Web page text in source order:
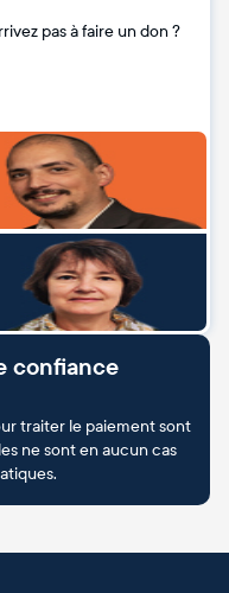
pas à faire un don ?
confiance
traiter le paiement sont
ne sont en aucun cas